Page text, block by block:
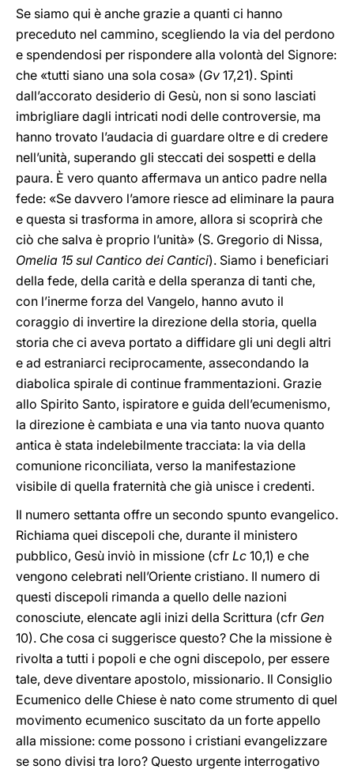
Se siamo qui è anche grazie a quanti ci hanno
preceduto nel cammino, scegliendo la via del perdono
e spendendosi per rispondere alla volontà del Signore:
che «tutti siano una sola cosa» (Gv 17,21). Spinti
dall’accorato desiderio di Gesù, non si sono lasciati
imbrigliare dagli intricati nodi delle controversie, ma
hanno trovato l’audacia di guardare oltre e di credere
nell’unità, superando gli steccati dei sospetti e della
paura. È vero quanto affermava un antico padre nella
fede: «Se davvero l’amore riesce ad eliminare la paura
e questa si trasforma in amore, allora si scoprirà che
ciò che salva è proprio l’unità» (S. Gregorio di Nissa,
Omelia 15 sul Cantico dei Cantici). Siamo i beneficiari
della fede, della carità e della speranza di tanti che,
con l’inerme forza del Vangelo, hanno avuto il
coraggio di invertire la direzione della storia, quella
storia che ci aveva portato a diffidare gli uni degli altri
e ad estraniarci reciprocamente, assecondando la
diabolica spirale di continue frammentazioni. Grazie
allo Spirito Santo, ispiratore e guida dell’ecumenismo,
la direzione è cambiata e una via tanto nuova quanto
antica è stata indelebilmente tracciata: la via della
comunione riconciliata, verso la manifestazione
visibile di quella fraternità che già unisce i credenti.
Il numero settanta offre un secondo spunto evangelico.
Richiama quei discepoli che, durante il ministero
pubblico, Gesù inviò in missione (cfr Lc 10,1) e che
vengono celebrati nell’Oriente cristiano. Il numero di
questi discepoli rimanda a quello delle nazioni
conosciute, elencate agli inizi della Scrittura (cfr Gen
10). Che cosa ci suggerisce questo? Che la missione è
rivolta a tutti i popoli e che ogni discepolo, per essere
tale, deve diventare apostolo, missionario. Il Consiglio
Ecumenico delle Chiese è nato come strumento di quel
movimento ecumenico suscitato da un forte appello
alla missione: come possono i cristiani evangelizzare
se sono divisi tra loro? Questo urgente interrogativo